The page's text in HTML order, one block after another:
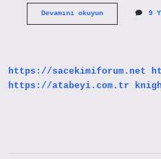
Devamını okuyunKalbi
9
https://sacekimiforum.net
https://atabeyi.com.tr